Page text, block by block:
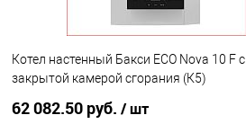
Котел настенный Бакси ECO Nova 10 F с
закрытой камерой сгорания (К5)
62 082.50 руб. / шт